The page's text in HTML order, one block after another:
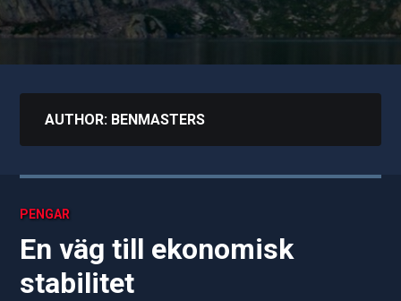
AUTHOR: BENMASTERS
PENGAR
En väg till ekonomisk
stabilitet